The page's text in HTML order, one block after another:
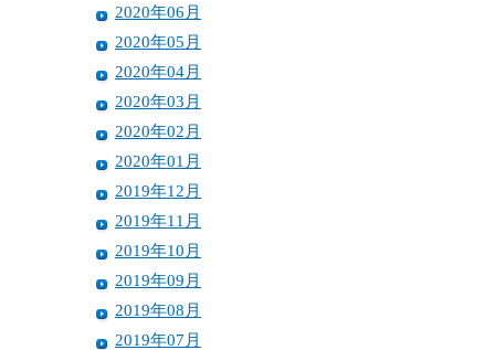
2020年06月
2020年05月
2020年04月
2020年03月
2020年02月
2020年01月
2019年12月
2019年11月
2019年10月
2019年09月
2019年08月
2019年07月